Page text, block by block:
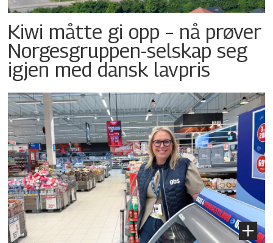
Kiwi måtte gi opp – nå prøver
Norgesgruppen-selskap seg
igjen med dansk lavpris